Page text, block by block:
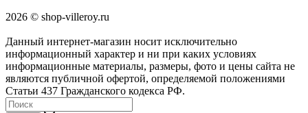
2026 © shop-villeroy.ru
Данный интернет-магазин носит исключительно
информационный характер и ни при каких условиях
информационные материалы, размеры, фото и цены сайта не
являются публичной офертой, определяемой положениями
Статьи 437 Гражданского кодекса РФ.